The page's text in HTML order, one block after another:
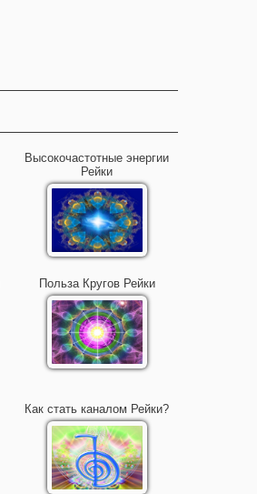
Высокочастотные энергии
Рейки
Польза Кругов Рейки
Как стать каналом Рейки?